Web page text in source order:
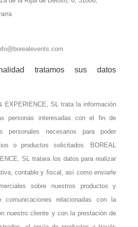
tratamos sus datos
EXPERIENCE, SL trata la información
personas interesadas con el fin de
personales necesarios para poder
o productos solicitados. BOREAL
SL tratara los datos para realizar
contable y fiscal, así como enviarle
sobre nuestros productos y
relacionadas con la
nuestro cliente y con la prestación de